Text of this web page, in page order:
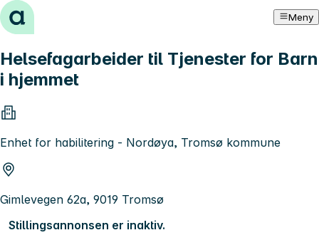
Hopp til innhold Meny
Helsefagarbeider til Tjenester for Barn
i hjemmet
Enhet for habilitering - Nordøya, Tromsø kommune
Gimlevegen 62a, 9019 Tromsø
Stillingsannonsen er inaktiv.